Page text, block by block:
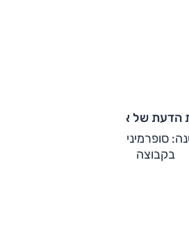
הדעת של אוהד אלגוב
סופרמיני מהטובות (והמשתלמות)
בקבוצה